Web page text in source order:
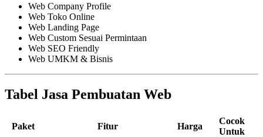
Web Company Profile
Web Toko Online
Web Landing Page
Web Custom Sesuai Permintaan
Web SEO Friendly
Web UMKM & Bisnis
Tabel Jasa Pembuatan Web
Paket Fitur Harga
Cocok
Untuk